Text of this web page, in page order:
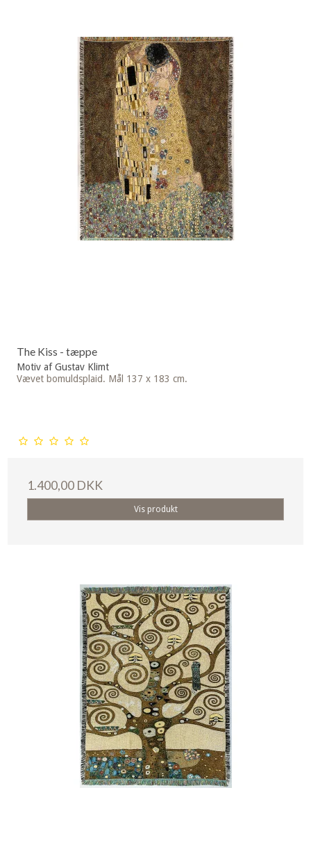
The Kiss - tæppe
Motiv af Gustav Klimt
Vævet bomuldsplaid. Mål 137 x 183 cm.
1.400,00 DKK
Vis produkt